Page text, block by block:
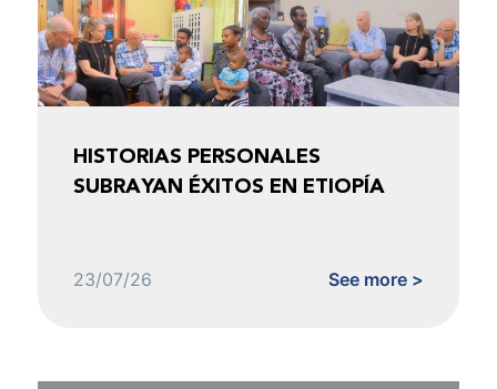
HISTORIAS PERSONALES
SUBRAYAN ÉXITOS EN ETIOPÍA
23/07/26 See more >